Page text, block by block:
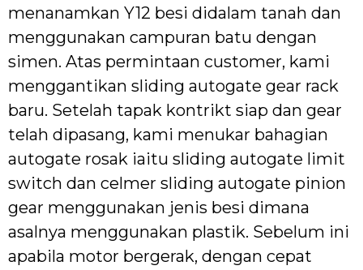
menanamkan Y12 besi didalam tanah dan
menggunakan campuran batu dengan
simen. Atas permintaan customer, kami
menggantikan sliding autogate gear rack
baru. Setelah tapak kontrikt siap dan gear
telah dipasang, kami menukar bahagian
autogate rosak iaitu sliding autogate limit
switch dan celmer sliding autogate pinion
gear menggunakan jenis besi dimana
asalnya menggunakan plastik. Sebelum ini
apabila motor bergerak, dengan cepat